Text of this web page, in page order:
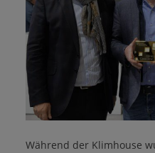
Während der Klimhouse